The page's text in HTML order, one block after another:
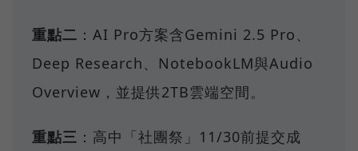
重點二 ：AI Pro方案含Gemini 2.5 Pro、
Deep Research、NotebookLM與Audio
Overview，並提供2TB雲端空間。
重點三 ：高中「社團祭」11/30前提交成